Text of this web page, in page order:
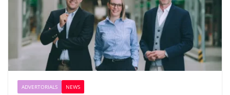
ADVERTORIALS NEWS